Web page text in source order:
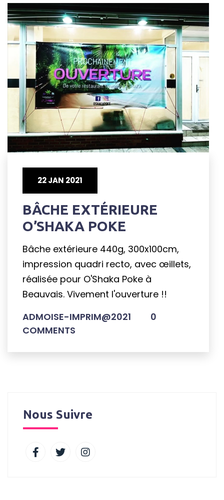
22 JAN 2021
BÂCHE EXTÉRIEURE
O’SHAKA POKE
Bâche extérieure 440g, 300x100cm,
impression quadri recto, avec œillets,
réalisée pour O'Shaka Poke à
Beauvais. Vivement l'ouverture !!
ADMOISE-IMPRIM@2021
0
COMMENTS
Nous Suivre